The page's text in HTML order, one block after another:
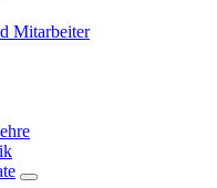
Mitarbeiter